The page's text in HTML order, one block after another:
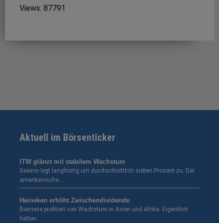
Views: 87791
Aktuell im Börsenticker
ITW glänzt mit stabilem Wachstum
Gewinn legt langfristig um durchschnittlich sieben Prozent zu. Der
amerikanische …
Heineken erhöht Zwischendividende
Bierriese profitiert von Wachstum in Asien und Afrika. Eigentlich
hatten …